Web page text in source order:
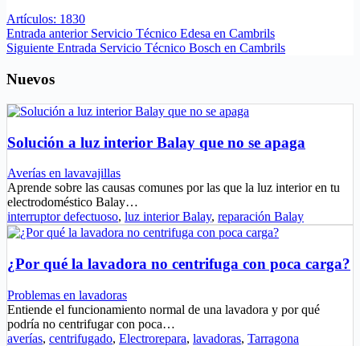
Artículos: 1830
Entrada anterior Servicio Técnico Edesa en Cambrils
Siguiente Entrada Servicio Técnico Bosch en Cambrils
Nuevos
Solución a luz interior Balay que no se apaga
Averías en lavavajillas
Aprende sobre las causas comunes por las que la luz interior en tu
electrodoméstico Balay…
interruptor defectuoso, luz interior Balay, reparación Balay
¿Por qué la lavadora no centrifuga con poca carga?
Problemas en lavadoras
Entiende el funcionamiento normal de una lavadora y por qué
podría no centrifugar con poca…
averías, centrifugado, Electrorepara, lavadoras, Tarragona